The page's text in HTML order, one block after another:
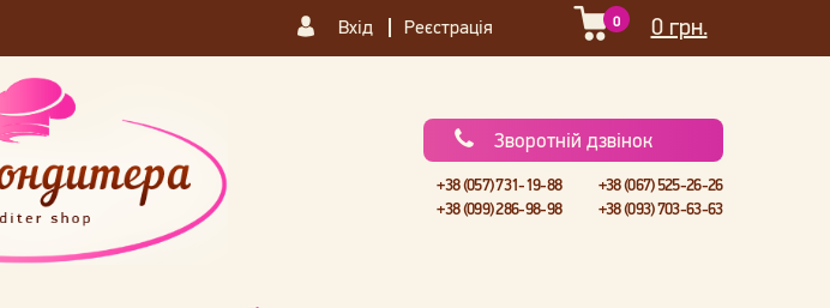
Вхід Реєстрація 0 грн.
0
Зворотній дзвінок
+38 (057) 731-19-88
+38 (067) 525-26-26
+38 (099) 286-98-98
+38 (093) 703-63-63